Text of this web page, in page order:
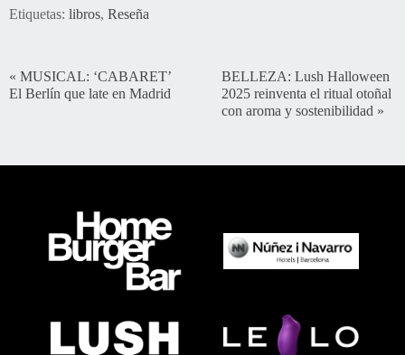
Etiquetas: libros, Reseña
« MUSICAL: ‘CABARET’
El Berlín que late en Madrid
BELLEZA: Lush Halloween
2025 reinventa el ritual otoñal
con aroma y sostenibilidad »